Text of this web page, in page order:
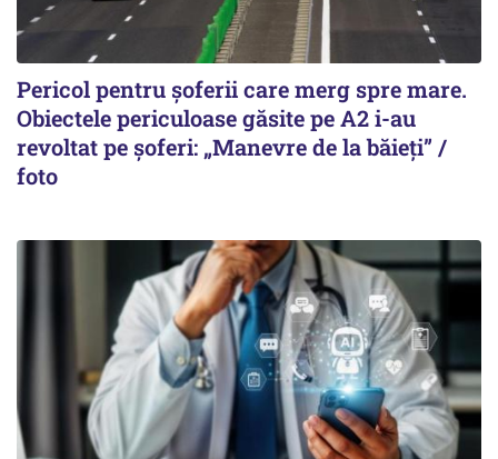
Pericol pentru șoferii care merg spre mare.
Obiectele periculoase găsite pe A2 i-au
revoltat pe șoferi: „Manevre de la băieți” /
foto